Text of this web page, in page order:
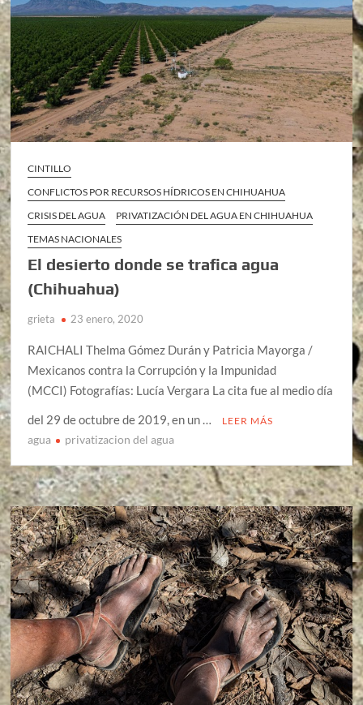
CINTILLO
CONFLICTOS POR RECURSOS HÍDRICOS EN CHIHUAHUA
CRISIS DEL AGUA
PRIVATIZACIÓN DEL AGUA EN CHIHUAHUA
TEMAS NACIONALES
El desierto donde se trafica agua
(Chihuahua)
grieta 23 enero, 2020
RAICHALI Thelma Gómez Durán y Patricia Mayorga /
Mexicanos contra la Corrupción y la Impunidad
(MCCI) Fotografías: Lucía Vergara La cita fue al medio día
del 29 de octubre de 2019, en un …
LEER MÁS
agua privatizacion del agua